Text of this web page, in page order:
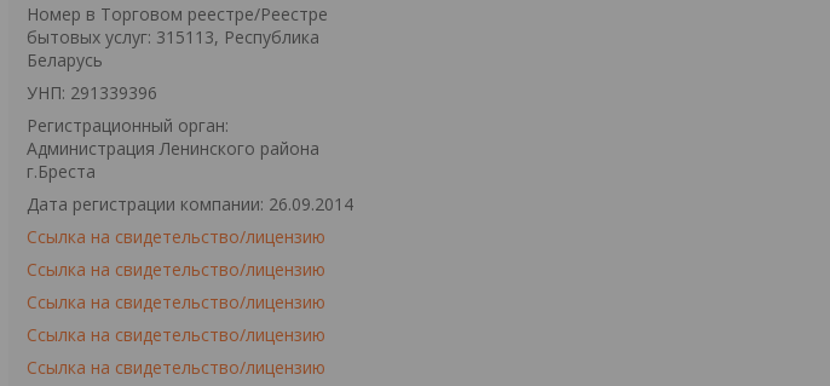
Номер в Торговом реестре/Реестре
бытовых услуг: 315113, Республика
Беларусь
УНП: 291339396
Регистрационный орган:
Администрация Ленинского района
г.Бреста
Дата регистрации компании: 26.09.2014
Ссылка на свидетельство/лицензию
Ссылка на свидетельство/лицензию
Ссылка на свидетельство/лицензию
Ссылка на свидетельство/лицензию
Ссылка на свидетельство/лицензию